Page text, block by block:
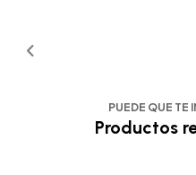
PUEDE QUE TE
Productos